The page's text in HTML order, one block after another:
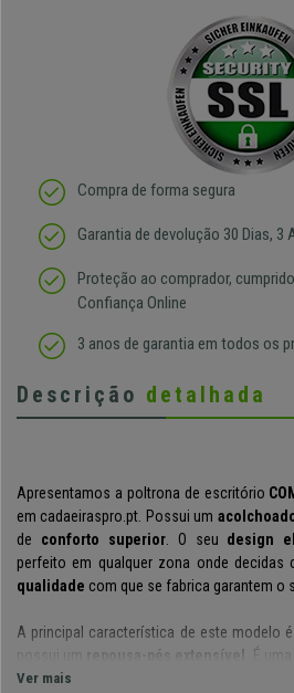
Compra de forma segura
Garantia de devolução 30 Dias, 3
Proteção ao comprador,
Confiança Online
3 anos de garantia em todos os
Descrição detalhada
Apresentamos a poltrona de escritório
em cadaeiraspro.pt. Possui um
de conforto superior. O seu design
perfeito em qualquer zona onde decidas
qualidade com que se fabrica garantem o
A principal característica de este modelo
possui um
repousa-pés extensível . É
habitual em poltronas de escritório
Ver mais